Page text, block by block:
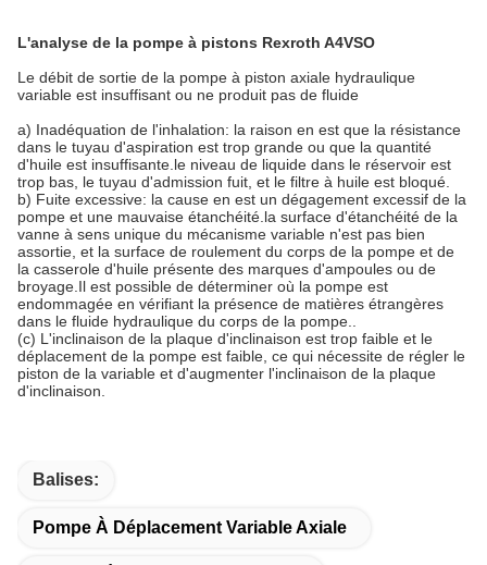
L'analyse de la pompe à pistons Rexroth A4VSO
Le débit de sortie de la pompe à piston axiale hydraulique
variable est insuffisant ou ne produit pas de fluide
a) Inadéquation de l'inhalation: la raison en est que la résistance
dans le tuyau d'aspiration est trop grande ou que la quantité
d'huile est insuffisante.le niveau de liquide dans le réservoir est
trop bas, le tuyau d'admission fuit, et le filtre à huile est bloqué.
b) Fuite excessive: la cause en est un dégagement excessif de la
pompe et une mauvaise étanchéité.la surface d'étanchéité de la
vanne à sens unique du mécanisme variable n'est pas bien
assortie, et la surface de roulement du corps de la pompe et de
la casserole d'huile présente des marques d'ampoules ou de
broyage.Il est possible de déterminer où la pompe est
endommagée en vérifiant la présence de matières étrangères
dans le fluide hydraulique du corps de la pompe..
(c) L'inclinaison de la plaque d'inclinaison est trop faible et le
déplacement de la pompe est faible, ce qui nécessite de régler le
piston de la variable et d'augmenter l'inclinaison de la plaque
d'inclinaison.
Balises:
Pompe À Déplacement Variable Axiale